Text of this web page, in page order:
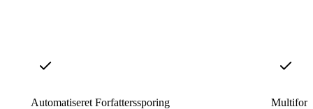
Automatiseret Forfatterssporing